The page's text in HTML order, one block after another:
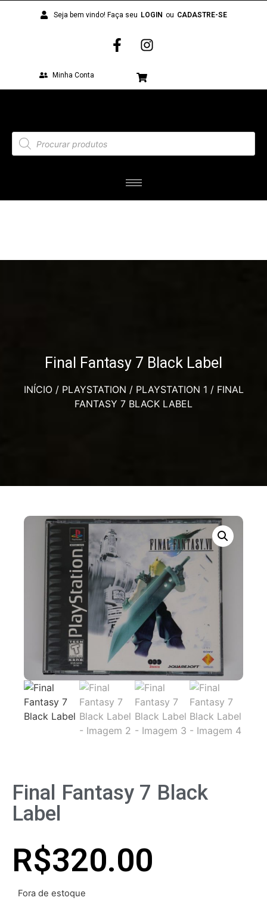
Seja bem vindo! Faça seu LOGIN ou CADASTRE-SE
Minha Conta
Final Fantasy 7 Black Label
INÍCIO/ PLAYSTATION / PLAYSTATION 1 / FINAL
FANTASY 7 BLACK LABEL
Final Fantasy 7 Black
Label
R$320.00
Fora de estoque